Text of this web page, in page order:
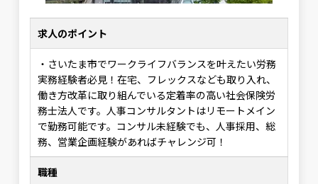
求人のポイント
・さいたま市でワークライフバランスを叶えたい労務
実務経験者必見！在宅、フレックスなども取り入れ、
働き方改革に取り組んでいる定着率の高い社会保険労
務士法人です。人事コンサルタントはリモートメイン
で勤務可能です。コンサル未経験でも、人事採用、総
務、営業企画経験があればチャレンジ可！
職種